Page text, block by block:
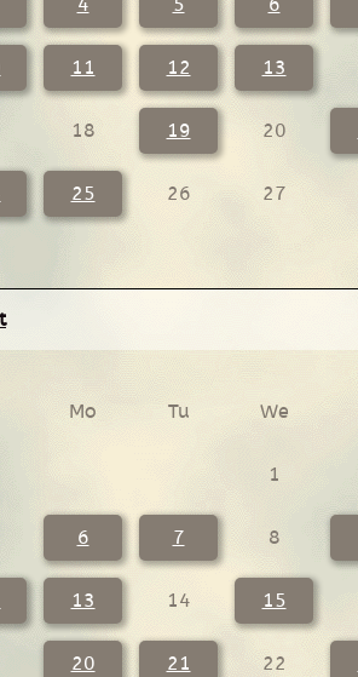
11 12 13
18 19 20
25 26 27
Mo Tu We
1
6 7 8
13 14 15
20 21 22